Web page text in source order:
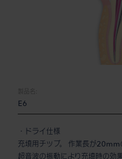
製品名:
E6
・ドライ仕様
充填用チップ。 作業長が20mm
超音波の振動により充填時の効